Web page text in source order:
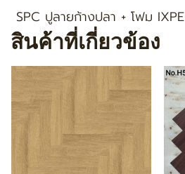
SPC ปูลายก้างปลา + โฟม IXPE
สินค้าที่เกี่ยวข้อง